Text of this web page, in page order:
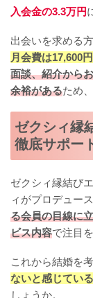
入会金の3.3万円
出会いを求める
月会費は17,600円
面談、紹介から
余裕があるため
ゼクシィ縁
徹底サポー
ゼクシィ縁結び
ィがプロデュー
る会員の目線に
ビス内容で注目
これから結婚を
ないと感じてい
しょうか。